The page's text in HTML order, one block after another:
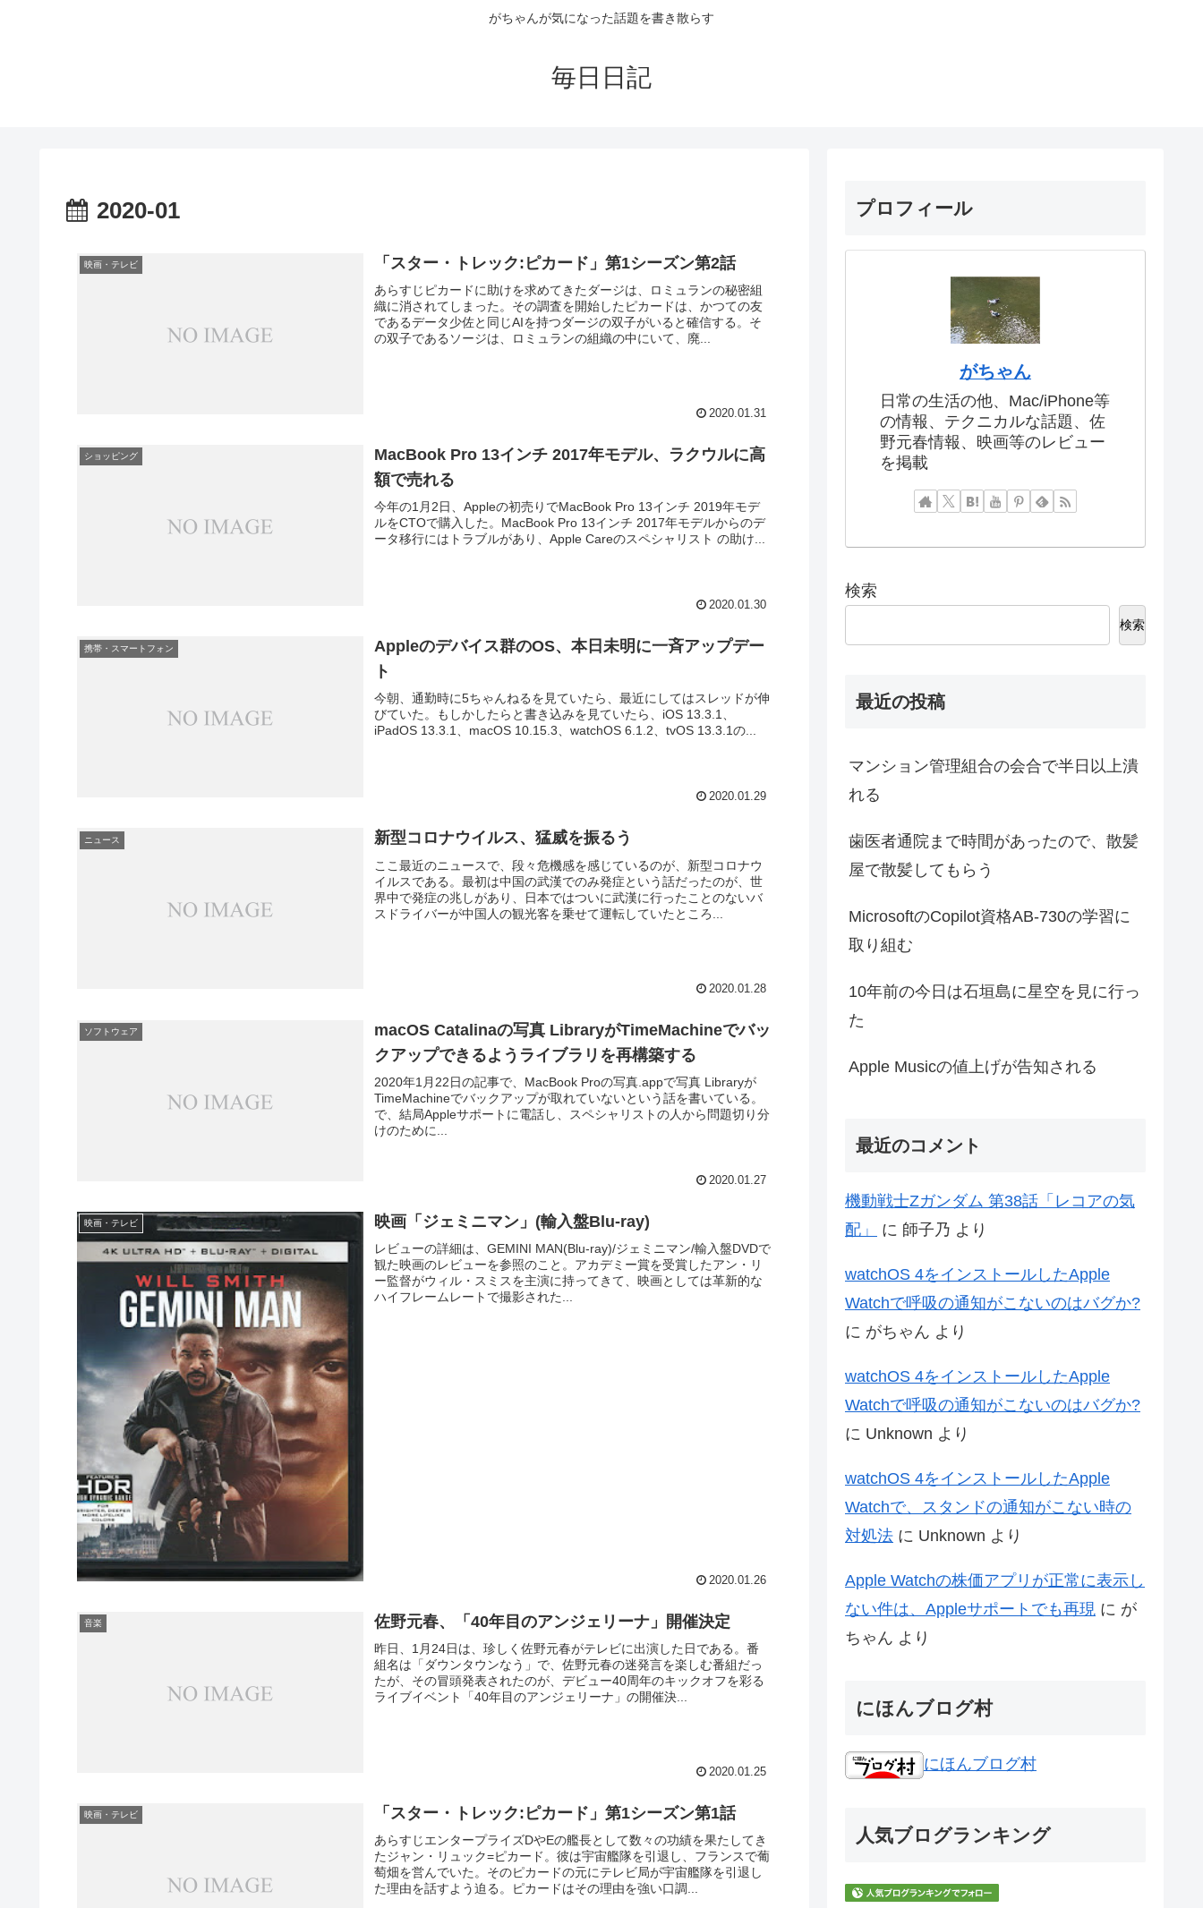
がちゃんが気になった話題を書き散らす
毎日日記
2020-01
映画・テレビ 「スター・トレック:ピカード」第1シーズン第2話
あらすじピカードに助けを求めてきたダージは、ロミュランの秘密組
織に消されてしまった。その調査を開始したピカードは、かつての友
であるデータ少佐と同じAIを持つダージの双子がいると確信する。そ
の双子であるソージは、ロミュランの組織の中にいて、廃...
2020.01.31
ショッピング
MacBook Pro 13インチ 2017年モデル、ラクウルに高
額で売れる
今年の1月2日、Appleの初売りでMacBook Pro 13インチ 2019年モデ
ルをCTOで購入した。MacBook Pro 13インチ 2017年モデルからのデ
ータ移行にはトラブルがあり、Apple Careのスペシャリスト の助け...
2020.01.30
携帯・スマートフォン
Appleのデバイス群のOS、本日未明に一斉アップデー
ト
今朝、通勤時に5ちゃんねるを見ていたら、最近にしてはスレッドが伸
びていた。もしかしたらと書き込みを見ていたら、iOS 13.3.1、
iPadOS 13.3.1、macOS 10.15.3、watchOS 6.1.2、tvOS 13.3.1の...
2020.01.29
ニュース 新型コロナウイルス、猛威を振るう
ここ最近のニュースで、段々危機感を感じているのが、新型コロナウ
イルスである。最初は中国の武漢でのみ発症という話だったのが、世
界中で発症の兆しがあり、日本ではついに武漢に行ったことのないバ
スドライバーが中国人の観光客を乗せて運転していたところ...
2020.01.28
ソフトウェア
macOS Catalinaの写真 LibraryがTimeMachineでバッ
クアップできるようライブラリを再構築する
2020年1月22日の記事で、MacBook Proの写真.appで写真 Libraryが
TimeMachineでバックアップが取れていないという話を書いている。
で、結局Appleサポートに電話し、スペシャリストの人から問題切り分
けのために...
2020.01.27
映画・テレビ 映画「ジェミニマン」(輸入盤Blu-ray)
レビューの詳細は、GEMINI MAN(Blu-ray)/ジェミニマン/輸入盤DVDで
観た映画のレビューを参照のこと。アカデミー賞を受賞したアン・リ
ー監督がウィル・スミスを主演に持ってきて、映画としては革新的な
ハイフレームレートで撮影された...
2020.01.26
音楽 佐野元春、「40年目のアンジェリーナ」開催決定
昨日、1月24日は、珍しく佐野元春がテレビに出演した日である。番
組名は「ダウンタウンなう」で、佐野元春の迷発言を楽しむ番組だっ
たが、その冒頭発表されたのが、デビュー40周年のキックオフを彩る
ライブイベント「40年目のアンジェリーナ」の開催決...
2020.01.25
映画・テレビ 「スター・トレック:ピカード」第1シーズン第1話
あらすじエンタープライズDやEの艦長として数々の功績を果たしてき
たジャン・リュック=ピカード。彼は宇宙艦隊を引退し、フランスで葡
萄畑を営んでいた。そのピカードの元にテレビ局が宇宙艦隊を引退し
た理由を話すよう迫る。ピカードはその理由を強い口調...
プロフィール
がちゃん
日常の生活の他、Mac/iPhone等
の情報、テクニカルな話題、佐
野元春情報、映画等のレビュー
を掲載
検索
検索
最近の投稿
マンション管理組合の会合で半日以上潰
れる
歯医者通院まで時間があったので、散髪
屋で散髪してもらう
MicrosoftのCopilot資格AB-730の学習に
取り組む
10年前の今日は石垣島に星空を見に行っ
た
Apple Musicの値上げが告知される
最近のコメント
機動戦士Zガンダム 第38話「レコアの気
配」
に 師子乃 より
watchOS 4をインストールしたApple
Watchで呼吸の通知がこないのはバグか?
に がちゃん より
watchOS 4をインストールしたApple
Watchで呼吸の通知がこないのはバグか?
に Unknown より
watchOS 4をインストールしたApple
Watchで、スタンドの通知がこない時の
対処法 に Unknown より
Apple Watchの株価アプリが正常に表示し
ない件は、Appleサポートでも再現 に が
ちゃん より
にほんブログ村
にほんブログ村
人気ブログランキング